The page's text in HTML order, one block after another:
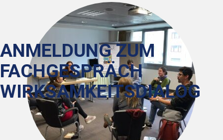
ANMELDUNG ZUM
FACHGESPRÄCH
WIRKSAMKEITSDIALOG